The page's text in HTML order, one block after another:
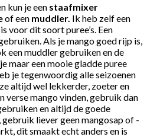
kun je een staafmixer
of een muddler. Ik heb zelf een
voor dit soort puree’s. Een
Als je mango goed rijp is,
een muddler gebruiken en de
maar een mooie gladde puree
je tegenwoordig alle seizoenen
altijd wel lekkerder, zoeter en
verse mango vinden, gebruik dan
en altijd de goede
liever geen mangosap of -
dit smaakt echt anders en is